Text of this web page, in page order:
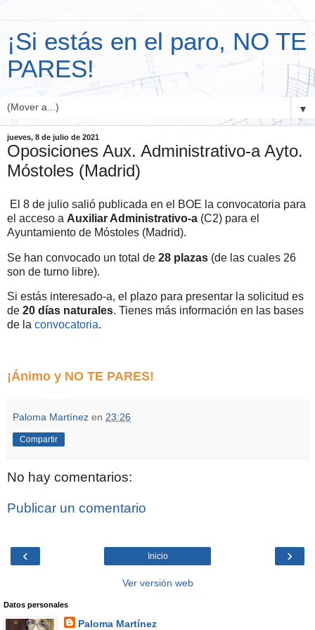
¡Si estás en el paro, NO TE
PARES!
▼
jueves, 8 de julio de 2021
Oposiciones Aux. Administrativo-a Ayto.
Móstoles (Madrid)
El 8 de julio salió publicada en el BOE la convocatoria para
el acceso a Auxiliar Administrativo-a (C2) para el
Ayuntamiento de Móstoles (Madrid).
Se han convocado un total de 28 plazas (de las cuales 26
son de turno libre).
Si estás interesado-a, el plazo para presentar la solicitud es
de 20 días naturales. Tienes más información en las bases
de la convocatoria.
¡Ánimo y NO TE PARES!
Paloma Martínez en 23:26
Compartir
No hay comentarios:
Publicar un comentario
‹ ›
Inicio
Ver versión web
Datos personales
Paloma Martínez